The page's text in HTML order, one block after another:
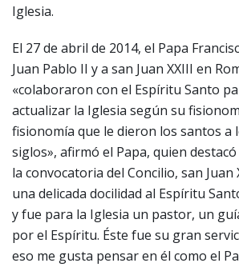
Iglesia.
El 27 de abril de 2014, el Papa
Juan Pablo II y a san Juan XXIII en
«colaboraron con el Espíritu Santo
actualizar la Iglesia según su
fisionomía que le dieron los santos a
siglos», afirmó el Papa, quien
la convocatoria del Concilio, san Juan
una delicada docilidad al Espíritu
y fue para la Iglesia un pastor, un
por el Espíritu. Éste fue su gran
eso me gusta pensar en él como el